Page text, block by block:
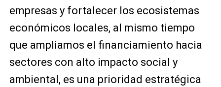
empresas y fortalecer los ecosistemas
económicos locales, al mismo tiempo
que ampliamos el financiamiento hacia
sectores con alto impacto social y
ambiental, es una prioridad estratégica